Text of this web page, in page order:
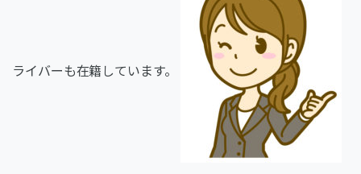
ライバーも在籍しています。